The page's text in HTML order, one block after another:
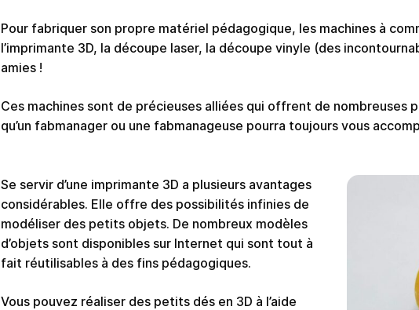
Pour fabriquer son propre matériel pédagogique, les machines à
l’imprimante 3D, la découpe laser, la découpe vinyle (des
amies !
Ces machines sont de précieuses alliées qui offrent de nombreuses
qu’un fabmanager ou une fabmanageuse pourra toujours vous
Se servir d’une imprimante 3D a plusieurs avantages
considérables. Elle offre des possibilités infinies de
modéliser des petits objets. De nombreux modèles
d’objets sont disponibles sur Internet qui sont tout à
fait réutilisables à des fins pédagogiques.
Vous pouvez réaliser des petits dés en 3D à l’aide